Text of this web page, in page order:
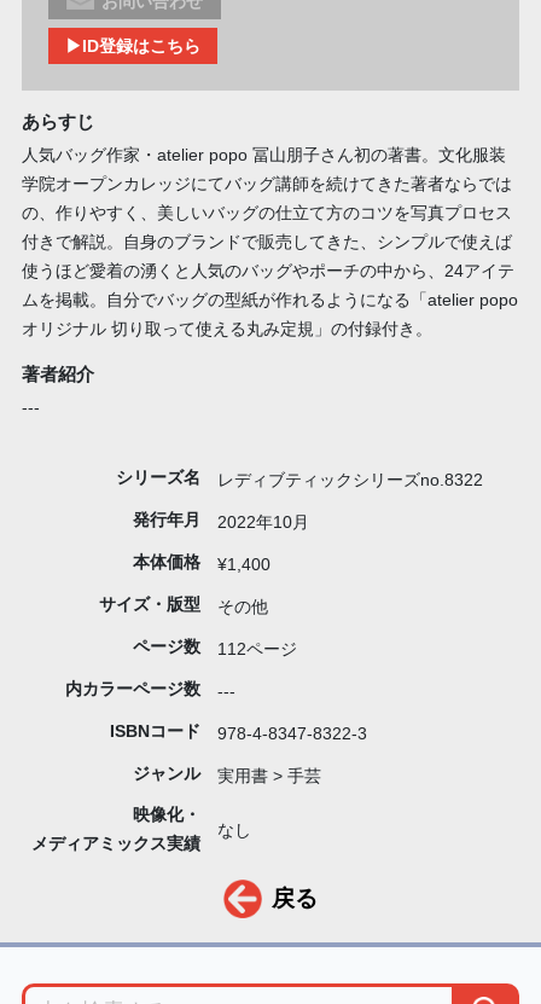
▶ID登録はこちら
あらすじ
人気バッグ作家・atelier popo 冨山朋子さん初の著書。文化服装
学院オープンカレッジにてバッグ講師を続けてきた著者ならでは
の、作りやすく、美しいバッグの仕立て方のコツを写真プロセス
付きで解説。自身のブランドで販売してきた、シンプルで使えば
使うほど愛着の湧くと人気のバッグやポーチの中から、24アイテ
ムを掲載。自分でバッグの型紙が作れるようになる「atelier popo
オリジナル 切り取って使える丸み定規」の付録付き。
著者紹介
---
シリーズ名 レディブティックシリーズno.8322
発行年月 2022年10月
本体価格 ¥1,400
サイズ・版型 その他
ページ数 112ページ
内カラーページ数 ---
ISBNコード 978-4-8347-8322-3
ジャンル 実用書 > 手芸
映像化・
メディアミックス実績
なし
戻る